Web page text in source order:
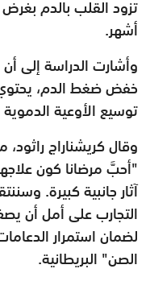
أشهر.
وأشارت الدراسة إلى
خفض ضغط الدم، يحتوي
توسيع الأوعية
وقال كريشناراج
"أحبَّ مرضانا كون
آثار جانبية كبيرة.
التجارب على أمل أن
لضمان استمرار
الصن" البريطانية.